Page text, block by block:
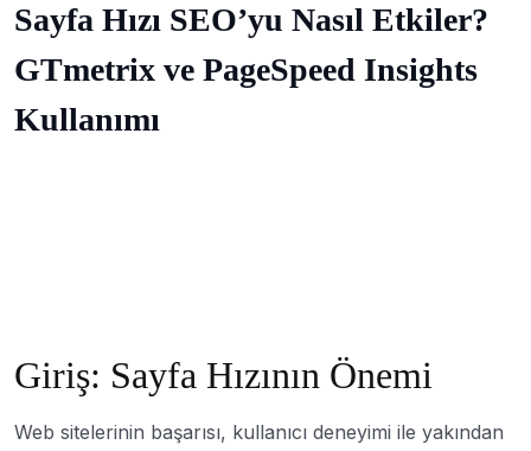
Sayfa Hızı SEO’yu Nasıl Etkiler?
GTmetrix ve PageSpeed Insights
Kullanımı
Giriş: Sayfa Hızının Önemi
Web sitelerinin başarısı, kullanıcı deneyimi ile yakından